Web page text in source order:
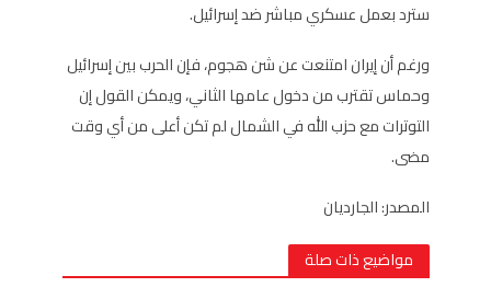
سترد بعمل عسكري مباشر ضد إسرائيل.
ورغم أن إيران امتنعت عن شن هجوم، فإن الحرب بين إسرائيل
وحماس تقترب من دخول عامها الثاني، ويمكن القول إن
التوترات مع حزب الله في الشمال لم تكن أعلى من أي وقت
مضى.
المصدر: الجارديان
مواضيع ذات صلة